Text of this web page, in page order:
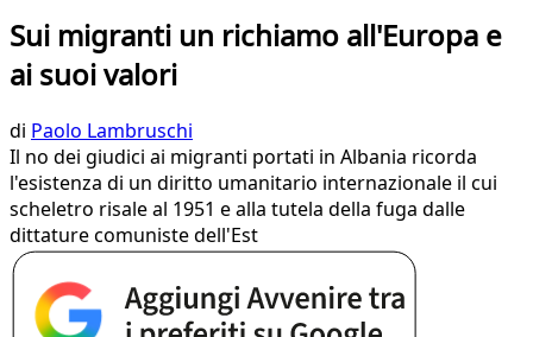
Sui migranti un richiamo all'Europa e
ai suoi valori
di Paolo Lambruschi
Il no dei giudici ai migranti portati in Albania ricorda
l'esistenza di un diritto umanitario internazionale il cui
scheletro risale al 1951 e alla tutela della fuga dalle
dittature comuniste dell'Est